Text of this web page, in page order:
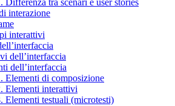
interazione
interattivi
dell’interfaccia
dell’interfaccia
Elementi di composizione
Elementi interattivi
Elementi testuali (microtesti)